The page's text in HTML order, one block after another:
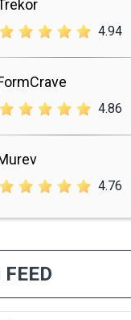
4.94
4.86
4.76